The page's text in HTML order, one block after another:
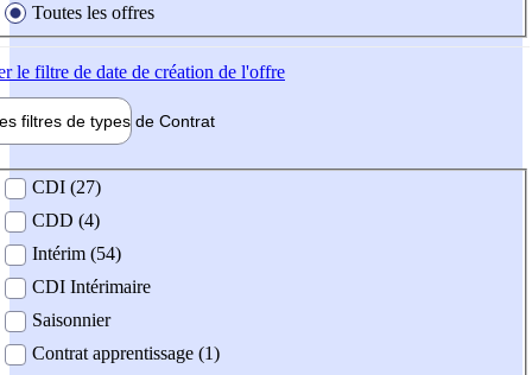
Toutes les offres
le filtre de date de création de l'offre
filtres de types de Contrat
contrat
CDI (27)
CDD (4)
Intérim (54)
CDI Intérimaire
Saisonnier
Contrat apprentissage (1)